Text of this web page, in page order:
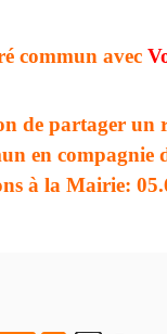
commun avec
de partager un
en compagnie
à la Mairie: